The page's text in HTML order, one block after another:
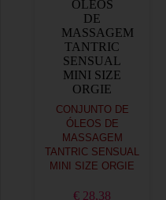
CONJUNTO DE
ÓLEOS DE
MASSAGEM
TANTRIC SENSUAL
MINI SIZE ORGIE
€ 28,38